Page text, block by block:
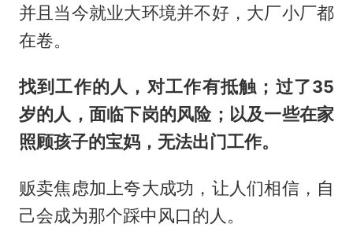
并且当今就业大环境并不好，大厂小厂都
在卷。
找到工作的人，对工作有抵触；过了35
岁的人，面临下岗的风险；以及一些在家
照顾孩子的宝妈，无法出门工作。
贩卖焦虑加上夸大成功，让人们相信，自
己会成为那个踩中风口的人。